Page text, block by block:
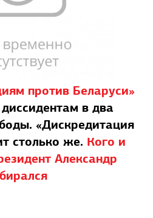
против Беларуси»
в два
«Дискредитация
столько же. Кого и
Александр